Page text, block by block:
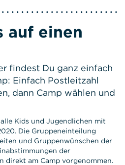
auf einen
findest Du ganz einfach
Einfach Postleitzahl
dann Camp wählen und
Kids und Jugendlichen mit
Die Gruppeneinteilung
und Gruppenwünschen der
der
direkt am Camp vorgenommen.